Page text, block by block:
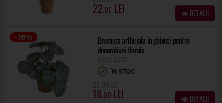
22.00 DETALII
-18%
Brunnera artficiala in ghiveci pentru
decoratiuni florale
ÎN STOC
18.00 DETALII